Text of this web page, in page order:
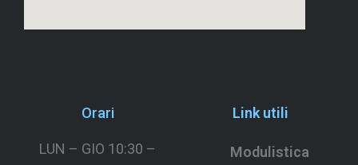
Orari
LUN – GIO 10:30 –
Link utili
Modulistica